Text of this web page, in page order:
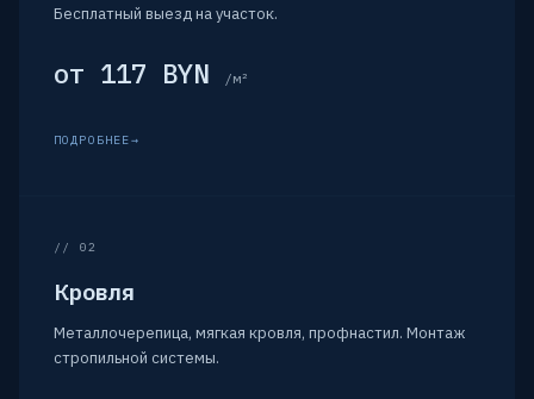
Бесплатный выезд на участок.
от 117 BYN /м²
ПОДРОБНЕЕ
// 02
Кровля
Металлочерепица, мягкая кровля, профнастил. Монтаж
стропильной системы.